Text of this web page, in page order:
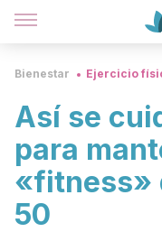
Bienestar Ejercicio
Así se
para
«fitness»
50